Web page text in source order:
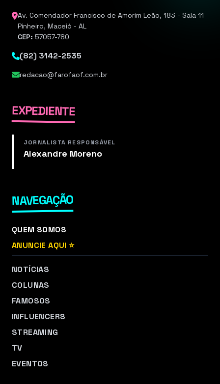
Av. Comendador Francisco de Amorim Leão, 183 - Sala 11
Pinheiro, Maceió - AL
CEP: 57057-780
(82) 3142-2535
redacao@farofaof.com.br
EXPEDIENTE
JORNALISTA RESPONSÁVEL
Alexandre Moreno
NAVEGAÇÃO
QUEM SOMOS
ANUNCIE AQUI ⭐
NOTÍCIAS
COLUNAS
FAMOSOS
INFLUENCERS
STREAMING
TV
EVENTOS